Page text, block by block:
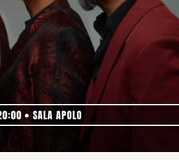
SALA APOLO